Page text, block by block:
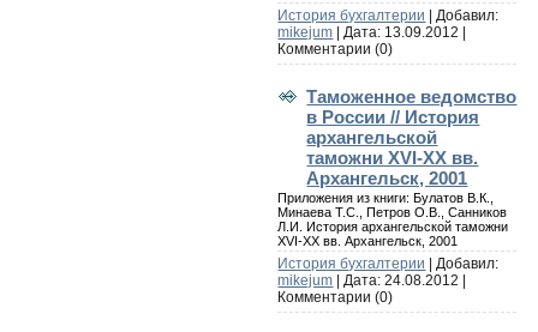
История бухгалтерии
| Добавил:
mikejum | Дата: 13.09.2012
Комментарии (0)
Таможенное ведомство
в России // История
архангельской
таможни XVI-XX вв.
Архангельск, 2001
Приложения из книги: Булатов В.К.,
Минаева Т.С., Петров О.В., Санников
Л.И. История архангельской таможни
XVI-XX вв. Архангельск, 2001
История бухгалтерии
| Добавил:
mikejum | Дата:24.08.2012
Комментарии (0)